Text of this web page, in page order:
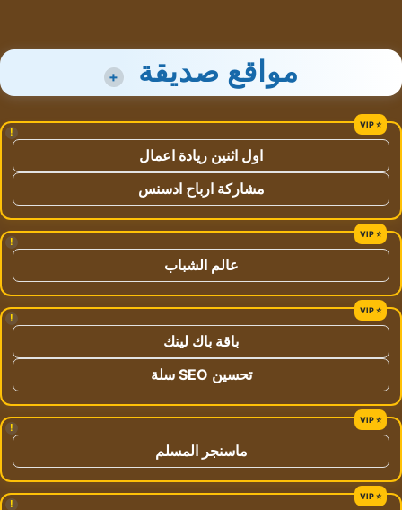
مواقع صديقة +
!
اول اثنين ريادة اعمال
مشاركة ارباح ادسنس
!
عالم الشباب
!
باقة باك لينك
تحسين SEO سلة
!
ماسنجر المسلم
!